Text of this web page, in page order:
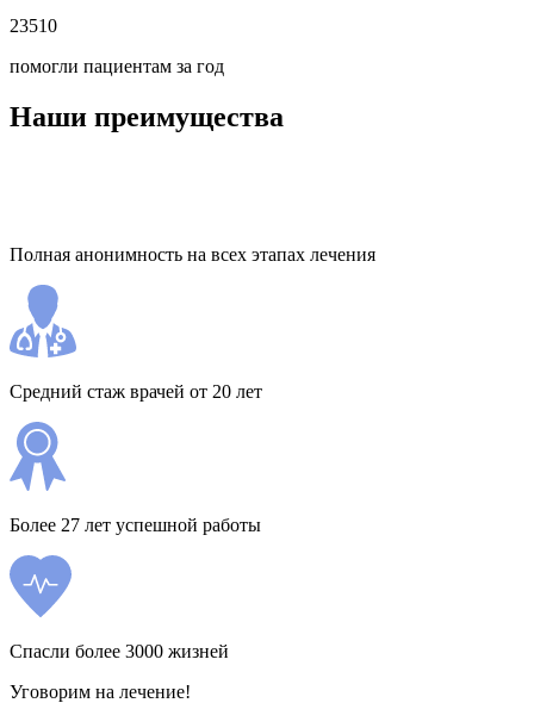
23510
помогли пациентам за год
Наши преимущества
Полная анонимность на всех этапах лечения
Средний стаж врачей от 20 лет
Более 27 лет успешной работы
Спасли более 3000 жизней
Уговорим на лечение!